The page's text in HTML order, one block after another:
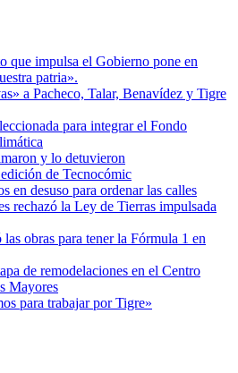
que impulsa el Gobierno pone en
patria».
a Pacheco, Talar, Benavídez y Tigre
para integrar el Fondo
y lo detuvieron
de Tecnocómic
en desuso para ordenar las calles
rechazó la Ley de Tierras impulsada
obras para tener la Fórmula 1 en
de remodelaciones en el Centro
Mayores
para trabajar por Tigre»